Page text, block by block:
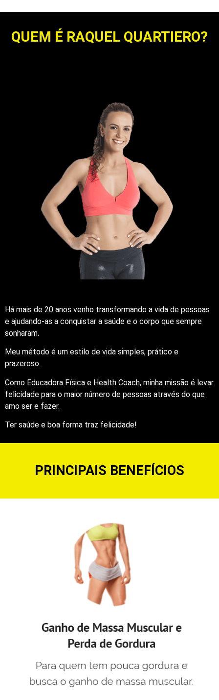
QUEM É RAQUEL QUARTIERO?
Há mais de 20 anos venho transformando a vida de pessoas
e ajudando-as a conquistar a saúde e o corpo que sempre
sonharam.
Meu método é um estilo de vida simples, prático e
prazeroso.
Como Educadora Física e Health Coach, minha missão é levar
felicidade para o maior número de pessoas através do que
amo ser e fazer.
Ter saúde e boa forma traz felicidade!
PRINCIPAIS BENEFÍCIOS